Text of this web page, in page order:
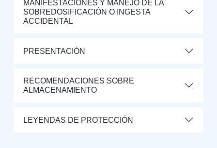
MANIFESTACIONES Y MANEJO DE LA
SOBREDOSIFICACIÓN O INGESTA
ACCIDENTAL
PRESENTACIÓN
RECOMENDACIONES SOBRE
ALMACENAMIENTO
LEYENDAS DE PROTECCIÓN